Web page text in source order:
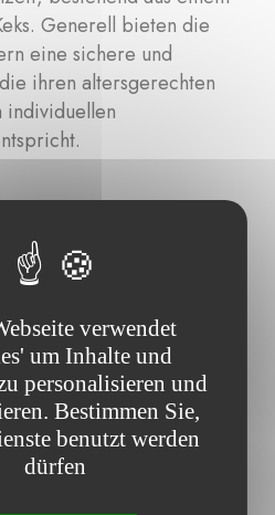
Generell bieten die
eine sichere und
ihren altersgerechten
individuellen
verwendet
um Inhalte und
personalisieren und
Bestimmen Sie,
benutzt werden
dürfen